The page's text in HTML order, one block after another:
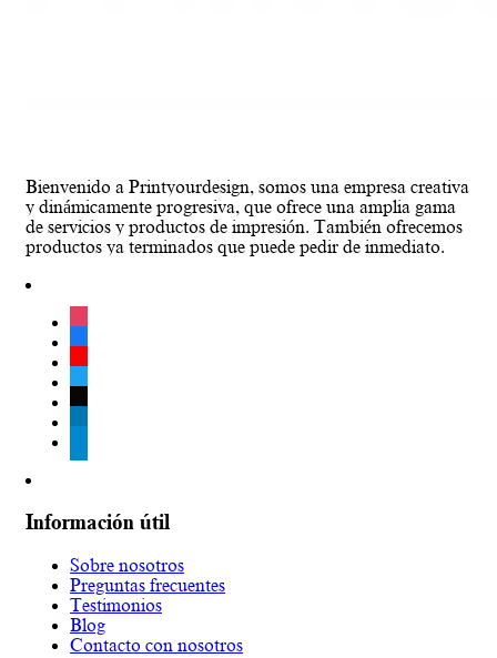
Bienvenido a Printyourdesign, somos una empresa creativa
y dinámicamente progresiva, que ofrece una amplia gama
de servicios y productos de impresión. También ofrecemos
productos ya terminados que puede pedir de inmediato.
instagram
facebook
youtube
twitter
tiktok
Información útil
Sobre nosotros
Preguntas frecuentes
Testimonios
Blog
Contacto con nosotros